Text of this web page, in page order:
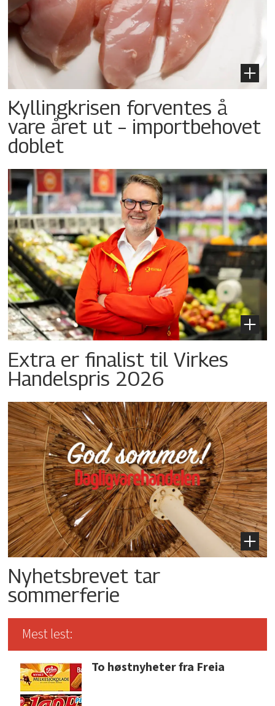
Kyllingkrisen forventes å
vare året ut – importbehovet
doblet
Extra er finalist til Virkes
Handelspris 2026
Nyhetsbrevet tar
sommerferie
Mest lest:
To høstnyheter fra Freia